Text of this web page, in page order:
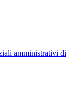
amministrativi di